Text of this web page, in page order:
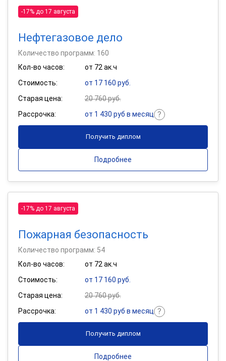
-17% до 17 августа
Нефтегазовое дело
Количество программ: 160
Кол-во часов:
от 72 ак.ч
Стоимость:
от 17 160 руб.
Старая цена:
20 760 руб.
Рассрочка:
от 1 430 руб в месяц
Получить диплом
Подробнее
-17% до 17 августа
Пожарная безопасность
Количество программ: 54
Кол-во часов:
от 72 ак.ч
Стоимость:
от 17 160 руб.
Старая цена:
20 760 руб.
Рассрочка:
от 1 430 руб в месяц
Получить диплом
Подробнее